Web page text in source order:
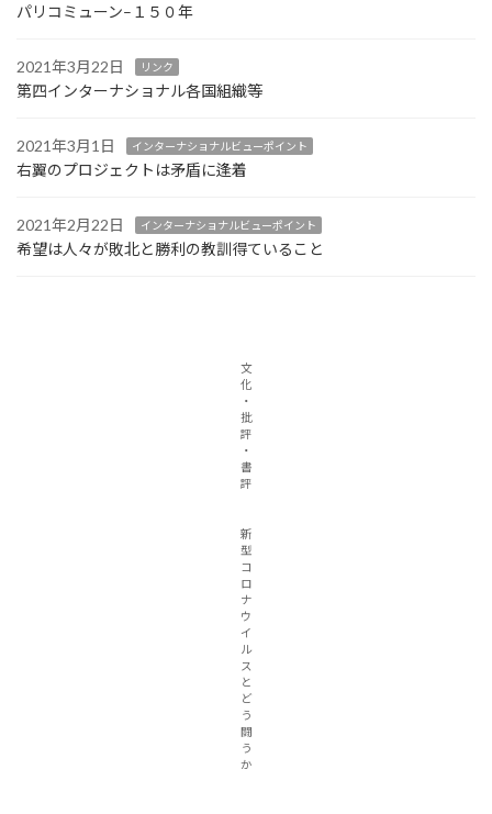
パリコミューン–１５０年
2021年3月22日 リンク
第四インターナショナル各国組織等
2021年3月1日 インターナショナルビューポイント
右翼のプロジェクトは矛盾に逢着
2021年2月22日 インターナショナルビューポイント
希望は人々が敗北と勝利の教訓得ていること
文
化
・
批
評
・
書
評
新
型
コ
ロ
ナ
ウ
イ
ル
ス
と
ど
う
闘
う
か